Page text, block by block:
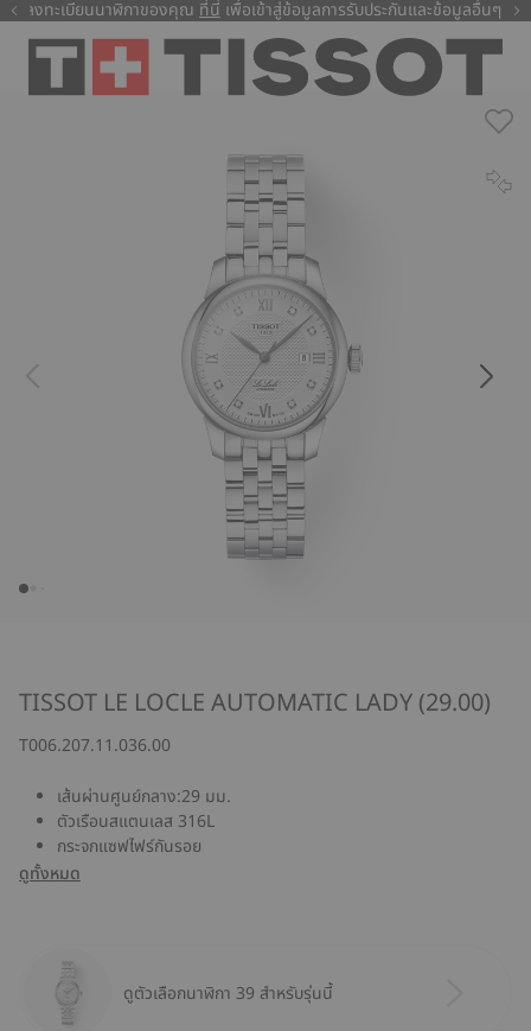
ลงทะเบียนนาฬิกาของคุณ ที่นี่ เพื่อเข้าสู่ข้อมูลการรับประกันและข้อมูลอื่นๆ
ที่นี่
TISSOT LE LOCLE AUTOMATIC LADY (29.00)
T006.207.11.036.00
เส้นผ่านศูนย์กลาง:29 มม.
ตัวเรือนสแตนเลส 316L
กระจกแซฟไฟร์กันรอย
ดูทั้งหมด
ดูตัวเลือกนาฬิกา 39 สำหรับรุ่นนี้